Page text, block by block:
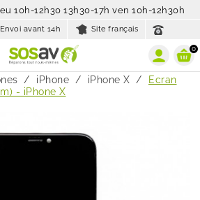
10h-12h30 13h30-17h ven 10h-12h30h
Envoi avant 14h Site français
0
iPhone iPhone X
Ecran
- iPhone X